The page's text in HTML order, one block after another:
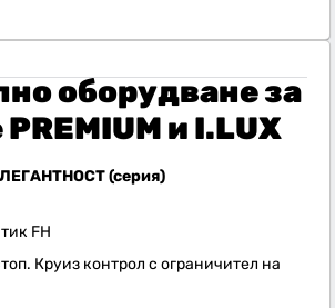
оборудване за
и I.LUX
(серия)
FH
Круиз контрол с ограничител на